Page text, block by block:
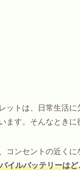
ットは、日常生活に
ます。そんなときに
コンセントの近く
イルバッテリーは